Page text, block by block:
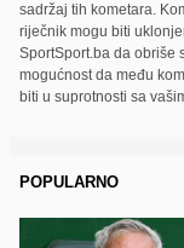
sadržaj tih kometara.
riječnik mogu biti
SportSport.ba da obriše
mogućnost da među
biti u suprotnosti sa
POPULARNO